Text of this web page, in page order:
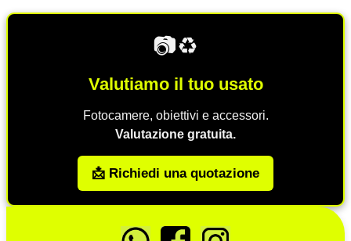
📷♻️
Valutiamo il tuo usato
Fotocamere, obiettivi e accessori.
Valutazione gratuita.
📩 Richiedi una quotazione